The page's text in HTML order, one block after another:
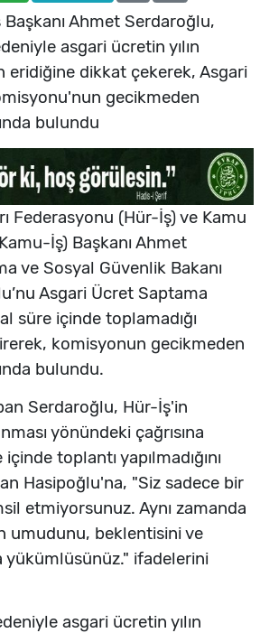
Ahmet Serdaroğlu,
asgari ücretin yılın
eridiğine dikkat çekerek, Asgari
gecikmeden
bulundu
Federasyonu (Hür-İş) ve Kamu
İş) Başkanı Ahmet
ve Sosyal Güvenlik Bakanı
Asgari Ücret Saptama
süre içinde toplamadığı
komisyonun gecikmeden
bulundu.
Serdaroğlu, Hür-İş'in
yönündeki çağrısına
toplantı yapılmadığını
Hasipoğlu'na, "Siz sadece bir
etmiyorsunuz. Aynı zamanda
umudunu, beklentisini ve
yükümlüsünüz." ifadelerini
asgari ücretin yılın